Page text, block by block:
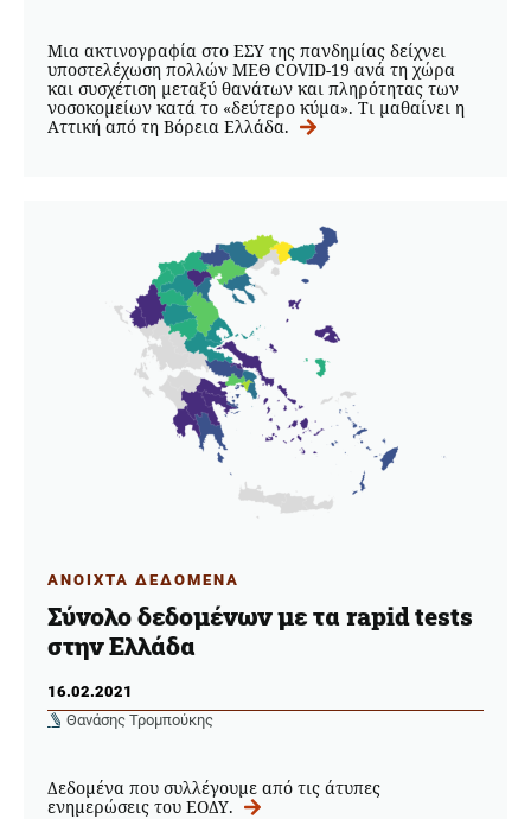
Μια ακτινογραφία στο ΕΣΥ της πανδημίας δείχνει
υποστελέχωση πολλών ΜΕΘ COVID-19 ανά τη χώρα
και συσχέτιση μεταξύ θανάτων και πληρότητας των
νοσοκομείων κατά το «δεύτερο κύμα». Τι μαθαίνει η
Αττική από τη Βόρεια Ελλάδα.
ΑΝΟΙΧΤΑ ΔΕΔΟΜΕΝΑ
Σύνολο δεδομένων με τα rapid tests
στην Ελλάδα
16.02.2021
Θανάσης Τρομπούκης
Δεδομένα που συλλέγουμε από τις άτυπες
ενημερώσεις του ΕΟΔΥ.